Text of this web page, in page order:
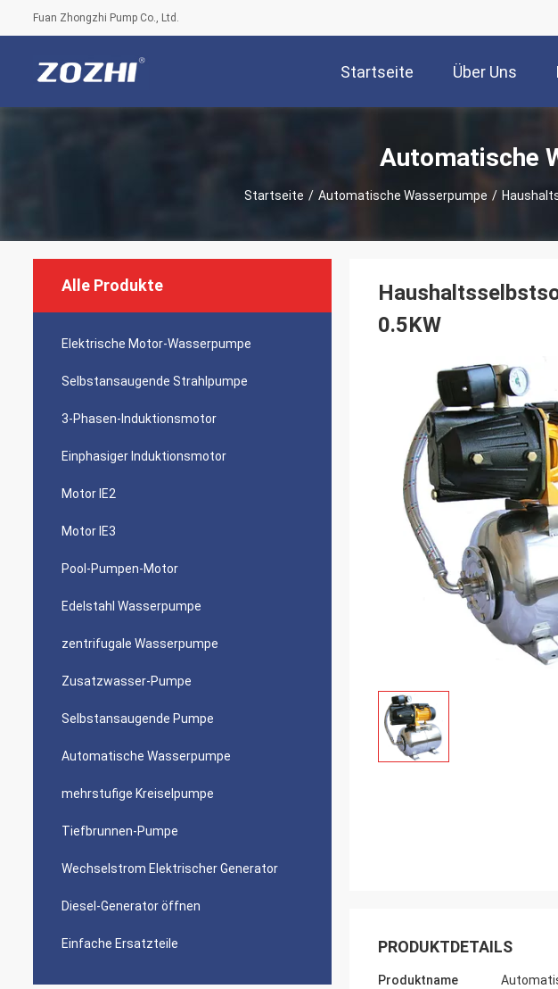
Fuan Zhongzhi Pump Co., Ltd.
Startseite Über Uns
Automatische
Startseite / Automatische Wasserpumpe /
Alle Produkte
Elektrische Motor-Wasserpumpe
Selbstansaugende Strahlpumpe
3-Phasen-Induktionsmotor
Einphasiger Induktionsmotor
Motor IE2
Motor IE3
Pool-Pumpen-Motor
Edelstahl Wasserpumpe
zentrifugale Wasserpumpe
Zusatzwasser-Pumpe
Selbstansaugende Pumpe
Automatische Wasserpumpe
mehrstufige Kreiselpumpe
Tiefbrunnen-Pumpe
Wechselstrom Elektrischer Generator
Diesel-Generator öffnen
Einfache Ersatzteile
0.5KW
PRODUKTDETAILS
Produktname